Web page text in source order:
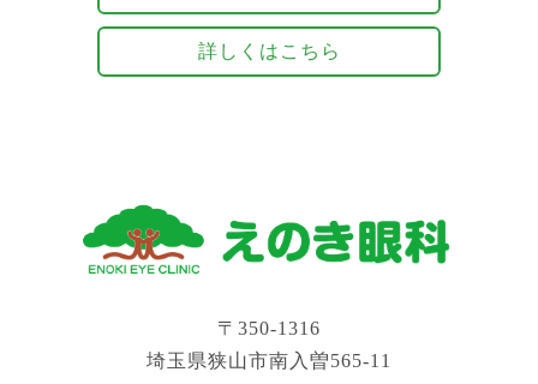
詳しくはこちら
〒350-1316
埼玉県狭山市南入曽565-11